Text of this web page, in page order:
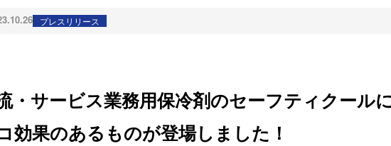
プレスリリース
・サービス業務用保冷剤のセーフティクール
効果のあるものが登場しました！